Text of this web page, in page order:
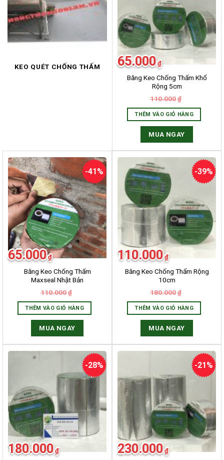
KEO QUÉT CHỐNG THẤM
Băng Keo Chống Thấm Khổ
Rộng 5cm
110.000 ₫
65.000 ₫
THÊM VÀO GIỎ HÀNG
MUA NGAY
-41%
Băng Keo Chống Thấm
Maxseal Nhật Bản
110.000 ₫
65.000 ₫
THÊM VÀO GIỎ HÀNG
MUA NGAY
-39%
Băng Keo Chống Thấm Rộng
10cm
180.000 ₫
110.000 ₫
THÊM VÀO GIỎ HÀNG
MUA NGAY
-28%
180.000 ₫
-21%
230.000 ₫